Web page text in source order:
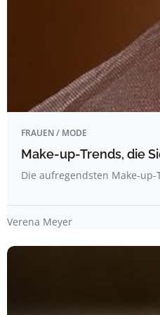
FRAUEN / MODE
Make-up-Trends, die
Die aufregendsten Make-
Verena Meyer